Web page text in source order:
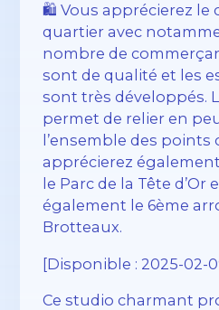
🛍️ Vous apprécierez le
quartier avec
nombre de
sont de qualité et les
sont très développés.
permet de relier en
l’ensemble des points
apprécierez
le Parc de la Tête d’Or
également le 6ème
Brotteaux.
[Disponible : 2025-02-
Ce studio charmant